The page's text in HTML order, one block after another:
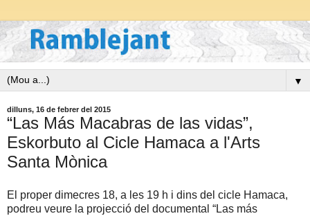
▼
dilluns, 16 de febrer del 2015
“Las Más Macabras de las vidas”,
Eskorbuto al Cicle Hamaca a l'Arts
Santa Mònica
El proper dimecres 18, a les 19 h i dins del cicle Hamaca,
podreu veure la projecció del documental “Las más